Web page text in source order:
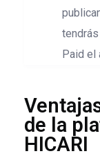
Paid el
de la
HICARI